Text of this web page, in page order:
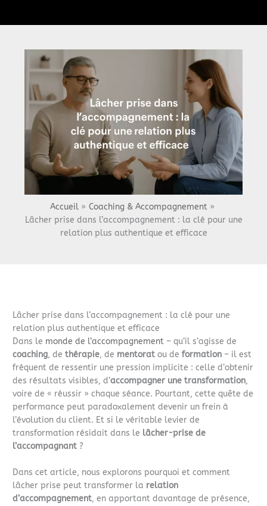
Accueil
Coaching & Accompagnement
Lâcher prise dans l’accompagnement : la clé pour une
relation plus authentique et efficace
Lâcher prise dans l’accompagnement : la clé pour une
relation plus authentique et efficace
Dans le monde de l’accompagnement – qu’il s’agisse de
coaching, dethérapie, de mentorat ou deformation – il est
fréquent de ressentir une pression implicite : celle d’obtenir
des résultats visibles, d’accompagner une transformation,
voire de « réussir » chaque séance. Pourtant, cette quête de
performance peut paradoxalement devenir un frein à
l’évolution du client. Et si le véritable levier de
transformation résidait dans le lâcher-prise de
l’accompagnant ?
Dans cet article, nous explorons pourquoi et comment
lâcher prise peut transformer la relation
d’accompagnement, en apportant davantage de présence,